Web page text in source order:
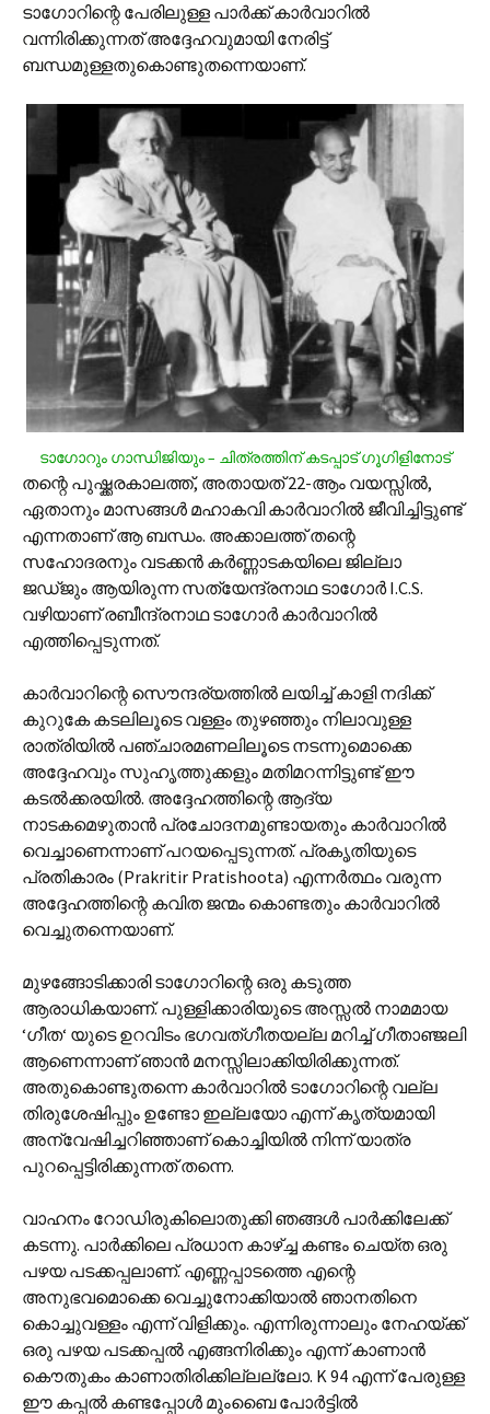
ടാഗോറിന്റെ പേരിലുള്ള പാര്‍ക്ക് കാര്‍വാറില്‍
വന്നിരിക്കുന്നത് അദ്ദേഹവുമായി നേരിട്ട്
ബന്ധമുള്ളതുകൊണ്ടുതന്നെയാണ്.
ടാഗോറും ഗാന്ധിജിയും – ചിത്രത്തിന് കടപ്പാട് ഗൂഗിളിനോട്
തന്റെ പുഷ്ക്കരകാലത്ത്, അതായത് 22-ആം വയസ്സില്‍,
ഏതാനും മാസങ്ങള്‍ മഹാകവി കാര്‍വാറില്‍ ജീവിച്ചിട്ടുണ്ട്
എന്നതാണ് ആ ബന്ധം. അക്കാലത്ത് തന്റെ
സഹോദരനും വടക്കന്‍ കര്‍ണ്ണാടകയിലെ ജില്ലാ
ജഡ്ജും ആയിരുന്ന സത്യേന്ദ്രനാഥ ടാഗോര്‍ I.C.S.
വഴിയാണ് രബീന്ദ്രനാഥ ടാഗോര്‍ കാര്‍വാറില്‍
എത്തിപ്പെടുന്നത്.
കാര്‍വാറിന്റെ സൌന്ദര്യത്തില്‍ ലയിച്ച് കാളി നദിക്ക്
കുറുകേ കടലിലൂടെ വള്ളം തുഴഞ്ഞും നിലാവുള്ള
രാത്രിയില്‍ പഞ്ചാരമണലിലൂടെ നടന്നുമൊക്കെ
അദ്ദേഹവും സുഹൃത്തുക്കളും മതിമറന്നിട്ടുണ്ട് ഈ
കടല്‍ക്കരയില്‍. അദ്ദേഹത്തിന്റെ ആദ്യ
നാടകമെഴുതാന്‍ പ്രചോദനമുണ്ടായതും കാര്‍വാറില്‍
വെച്ചാണെന്നാണ് പറയപ്പെടുന്നത്. പ്രകൃതിയുടെ
പ്രതികാരം (Prakritir Pratishoota) എന്നര്‍ത്ഥം വരുന്ന
അദ്ദേഹത്തിന്റെ കവിത ജന്മം കൊണ്ടതും കാര്‍വാറില്‍
വെച്ചുതന്നെയാണ്.
മുഴങ്ങോടിക്കാരി ടാഗോറിന്റെ ഒരു കടുത്ത
ആരാധികയാണ്. പുള്ളിക്കാരിയുടെ അസ്സല്‍ നാമമായ
‘ഗീത‘ യുടെ ഉറവിടം ഭഗവത്ഗീതയല്ല മറിച്ച് ഗീതാഞ്ജലി
ആണെന്നാണ് ഞാന്‍ മനസ്സിലാക്കിയിരിക്കുന്നത്.
അതുകൊണ്ടുതന്നെ കാര്‍വാറില്‍ ടാഗോറിന്റെ വല്ല
തിരുശേഷിപ്പും ഉണ്ടോ ഇല്ലയോ എന്ന് കൃത്യമായി
അന്വേഷിച്ചറിഞ്ഞാണ് കൊച്ചിയില്‍ നിന്ന് യാത്ര
പുറപ്പെട്ടിരിക്കുന്നത് തന്നെ.
വാഹനം റോഡിരുകിലൊതുക്കി ഞങ്ങള്‍ പാര്‍ക്കിലേക്ക്
കടന്നു. പാര്‍ക്കിലെ പ്രധാന കാഴ്ച്ച കണ്ടം ചെയ്ത ഒരു
പഴയ പടക്കപ്പലാണ്. എണ്ണപ്പാടത്തെ എന്റെ
അനുഭവമൊക്കെ വെച്ചുനോക്കിയാല്‍ ഞാനതിനെ
കൊച്ചുവള്ളം എന്ന് വിളിക്കും. എന്നിരുന്നാലും നേഹയ്ക്ക്
ഒരു പഴയ പടക്കപ്പല്‍ എങ്ങനിരിക്കും എന്ന് കാണാന്‍
കൌതുകം കാണാതിരിക്കില്ലല്ലോ. K 94 എന്ന് പേരുള്ള
ഈ കപ്പല്‍ കണ്ടപ്പോള്‍ മുംബൈ പോര്‍ട്ടില്‍